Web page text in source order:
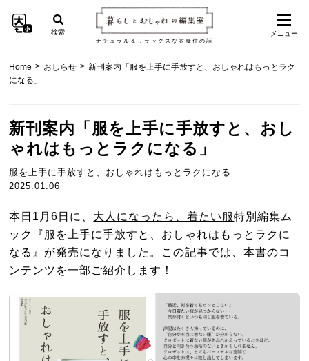
ナチュラル＆リラックスな衣食住の話
検索 メニュー
Home > おしらせ > 新刊案内「服を上手に手放すと、おしゃれはもっとラク
になる」
新刊案内「服を上手に手放すと、おし
ゃれはもっとラクになる」
服を上手に手放すと、おしゃれはもっとラクになる
2025.01.06
本日1月6日に、 大人になったら、着たい服特別編集ム
ック『服を上手に手放すと、おしゃれはもっとラクに
なる』が発売になりました。この記事では、本書のコ
ンテンツを一部ご紹介します！